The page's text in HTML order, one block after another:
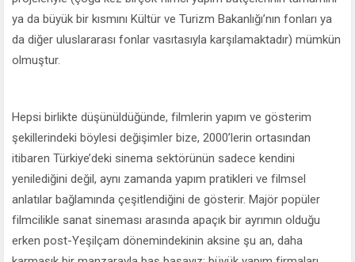
ya da büyük bir kısmını Kültür ve Turizm Bakanlığı’nın fonları ya
da diğer uluslararası fonlar vasıtasıyla karşılamaktadır) mümkün
olmuştur.
Hepsi birlikte düşünüldüğünde, filmlerin yapım ve gösterim
şekillerindeki böylesi değişimler bize, 2000’lerin ortasından
itibaren Türkiye’deki sinema sektörünün sadece kendini
yenilediğini değil, aynı zamanda yapım pratikleri ve filmsel
anlatılar bağlamında çeşitlendiğini de gösterir. Majör popüler
filmcilikle sanat sineması arasında apaçık bir ayrımın olduğu
erken post-Yeşilçam dönemindekinin aksine şu an, daha